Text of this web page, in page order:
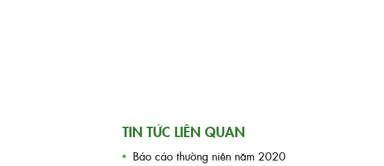
TIN TỨC LIÊN QUAN
Báo cáo thường niên năm 2020